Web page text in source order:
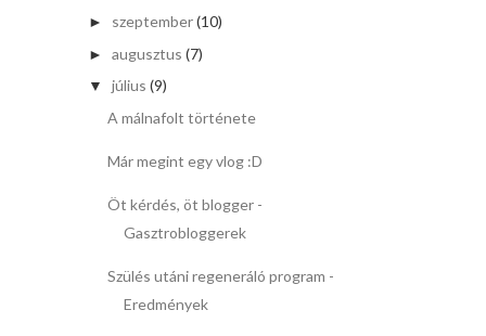
► szeptember(10)
► augusztus (7)
▼ július (9)
A málnafolt története
Már megint egy vlog :D
Öt kérdés, öt blogger -
Gasztrobloggerek
Szülés utáni regeneráló program -
Eredmények